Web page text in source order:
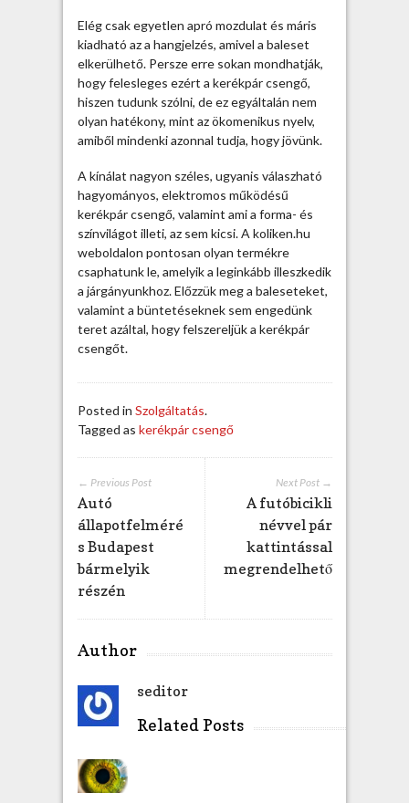
z
y
é
e
l
m
ű
j
e
l
z
ő
z
b
e
e
Elég csak egyetlen apró mozdulat és máris
kiadható az a hangjelzés, amivel a baleset
elkerülhető. Persze erre sokan mondhatják,
hogy felesleges ezért a kerékpár csengő,
hiszen tudunk szólni, de ez egyáltalán nem
olyan hatékony, mint az ökomenikus nyelv,
amiből mindenki azonnal tudja, hogy jövünk.
A kínálat nagyon széles, ugyanis válaszható
hagyományos, elektromos működésű
kerékpár csengő, valamint ami a forma- és
színvilágot illeti, az sem kicsi. A koliken.hu
weboldalon pontosan olyan termékre
csaphatunk le, amelyik a leginkább illeszkedik
a járgányunkhoz. Előzzük meg a baleseteket,
valamint a büntetéseknek sem engedünk
teret azáltal, hogy felszereljük a kerékpár
csengőt.
Posted in Szolgáltatás.
Tagged as kerékpár csengő
Next Post →
A futóbicikli
névvel pár
kattintással
megrendelhető
← Previous Post
Autó
állapotfelméré
s Budapest
bármelyik
részén
Author
seditor
Related Posts